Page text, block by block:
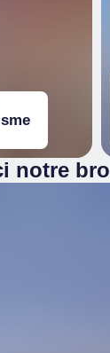
notre